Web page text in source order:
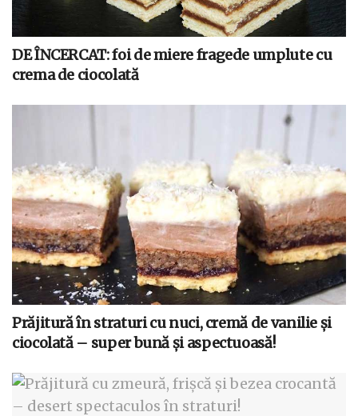
DE ÎNCERCAT: foi de miere fragede umplute cu
crema de ciocolată
Prăjitură în straturi cu nuci, cremă de vanilie și
ciocolată – super bună și aspectuoasă!